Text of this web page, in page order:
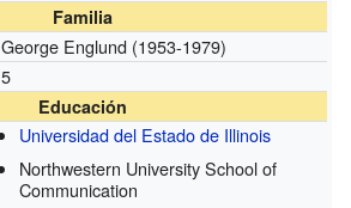
Familia
George Englund (1953-1979)
5
Educación
Universidad del Estado de Illinois
Northwestern University School of
Communication